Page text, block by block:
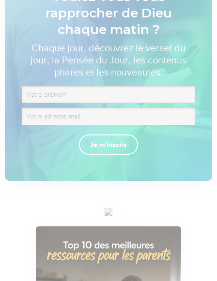
rapprocher de Dieu
chaque matin ?
Chaque jour, découvrez le verset du
jour, la Pensée du Jour, les contenus
phares et les nouveautés.
Je m'inscris